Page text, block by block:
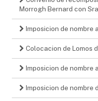
Morrogh Bernard con
Imposicion de nombre
Colocacion de Lomos
Imposicion de nombre
Imposicion de nombre